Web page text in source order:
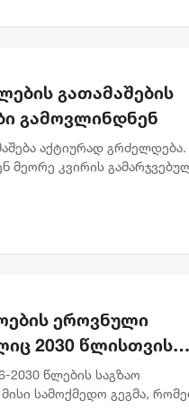
გათამაშების
გამოვლინდნენ
აქტიურად გრძელდება.
მეორე კვირის
ეროვნული
2030 წლისთვის
25%-
2030 წლების საგზაო
სამოქმედო გეგმა,